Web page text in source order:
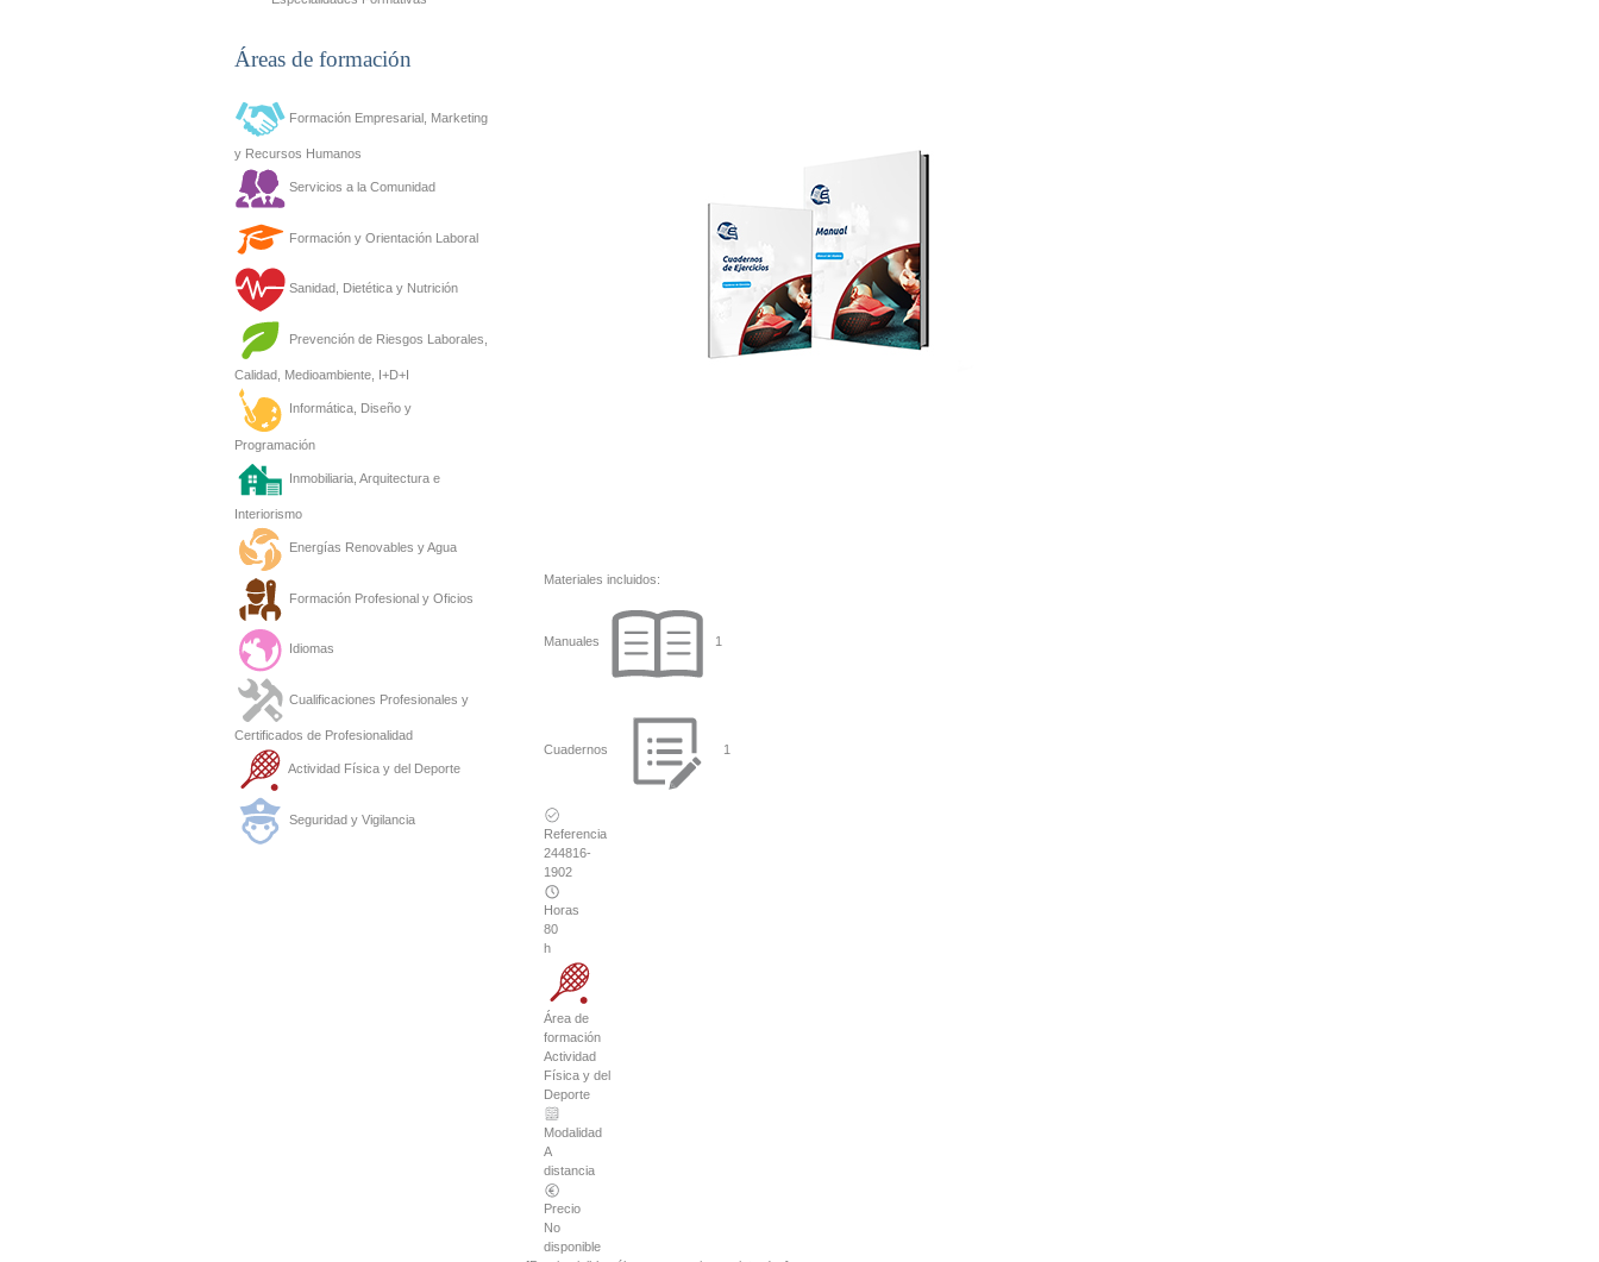
Áreas de formación
Formación Empresarial, Marketing
y Recursos Humanos
Servicios a la Comunidad
Formación y Orientación Laboral
Sanidad, Dietética y Nutrición
Prevención de Riesgos Laborales,
Calidad, Medioambiente, I+D+I
Informática, Diseño y
Programación
Inmobiliaria, Arquitectura e
Interiorismo
Energías Renovables y Agua
Formación Profesional y Oficios
Idiomas
Cualificaciones Profesionales y
Certificados de Profesionalidad
Actividad Física y del Deporte
Seguridad y Vigilancia
Materiales incluidos:
Manuales 1
Cuadernos 1
Referencia
244816-
1902
Horas
80
h
Área de
formación
Actividad
Física y del
Deporte
Modalidad
A
distancia
Precio
No
disponible